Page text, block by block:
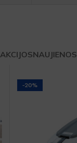
AKCIJOSNAUJIENOS
-20%